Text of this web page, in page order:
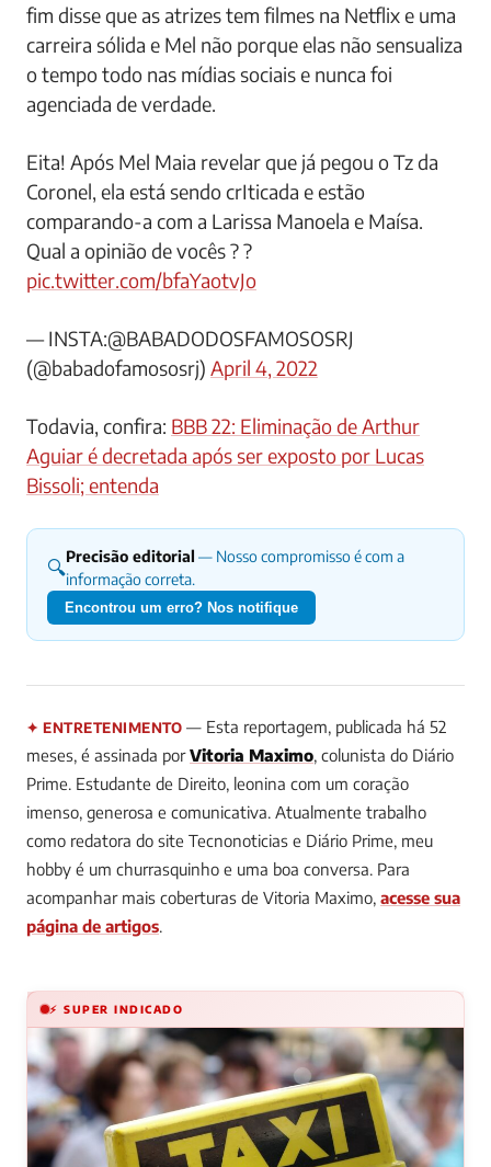
fim disse que as atrizes tem filmes na Netflix e uma
carreira sólida e Mel não porque elas não sensualiza
o tempo todo nas mídias sociais e nunca foi
agenciada de verdade.
Eita! Após Mel Maia revelar que já pegou o Tz da
Coronel, ela está sendo crIticada e estão
comparando-a com a Larissa Manoela e Maísa.
Qual a opinião de vocês ? ?
pic.twitter.com/bfaYaotvJo
— INSTA:@BABADODOSFAMOSOSRJ
(@babadofamososrj) April 4, 2022
Todavia, confira: BBB 22: Eliminação de Arthur
Aguiar é decretada após ser exposto por Lucas
Bissoli; entenda
🔍Precisão editorial — Nosso compromisso é com a
informação correta.
Encontrou um erro? Nos notifique
✦ ENTRETENIMENTO — Esta reportagem, publicada há 52
meses, é assinada porVitoria Maximo, colunista do Diário
Prime. Estudante de Direito, leonina com um coração
imenso, generosa e comunicativa. Atualmente trabalho
como redatora do site Tecnonoticias e Diário Prime, meu
hobby é um churrasquinho e uma boa conversa. Para
acompanhar mais coberturas de Vitoria Maximo, acesse sua
página de artigos.
⚡ SUPER INDICADO